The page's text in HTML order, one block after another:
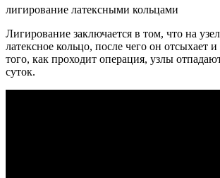
лигирование латексными кольцами
Лигирование заключается в том, что на
латексное кольцо, после чего он отсыхает
того, как проходит операция, узлы
суток.